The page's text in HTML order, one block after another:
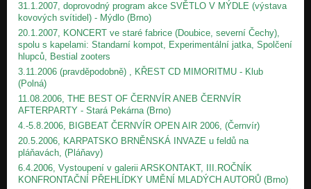
31.1.2007, doprovodný program akce SVĚTLO V MÝDLE (výstava
kovových svítidel) - Mýdlo (Brno)
20.1.2007, KONCERT ve staré fabrice (Doubice, severní Čechy),
spolu s kapelami: Standarní kompot, Experimentální jatka, Spolčení
hlupců, Bestial zooters
3.11.2006 (pravděpodobně) , KŘEST CD MIMORITMU - Klub
(Polná)
11.08.2006, THE BEST OF ČERNVÍR ANEB ČERNVÍR
AFTERPARTY - Stará Pekárna (Brno)
4.-5.8.2006, BIGBEAT ČERNVÍR OPEN AIR 2006, (Černvír)
20.5.2006, KARPATSKO BRNĚNSKÁ INVAZE u feldů na
pláňavách, (Pláňavy)
6.4.2006, Vystoupení v galerii ARSKONTAKT, III.ROČNÍK
KONFRONTAČNÍ PŘEHLÍDKY UMĚNÍ MLADÝCH AUTORŮ (Brno)